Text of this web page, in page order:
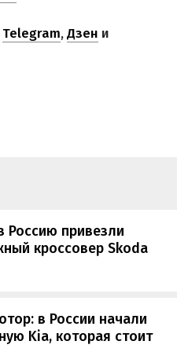
Telegram,Дзен и
Россию привезли
кроссовер Skoda
в России начали
Kia, которая стоит